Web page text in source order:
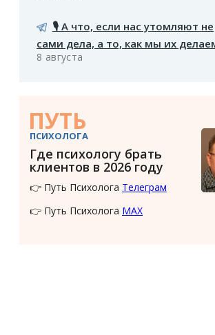
🎙️ А что, если нас утомляют не
сами дела, а то, как мы их
8 августа
ПУТЬ
ПСИХОЛОГА
Где психологу брать
клиентов в 2026 году
👉 Путь Психолога Телеграм
👉 Путь Психолога MAX